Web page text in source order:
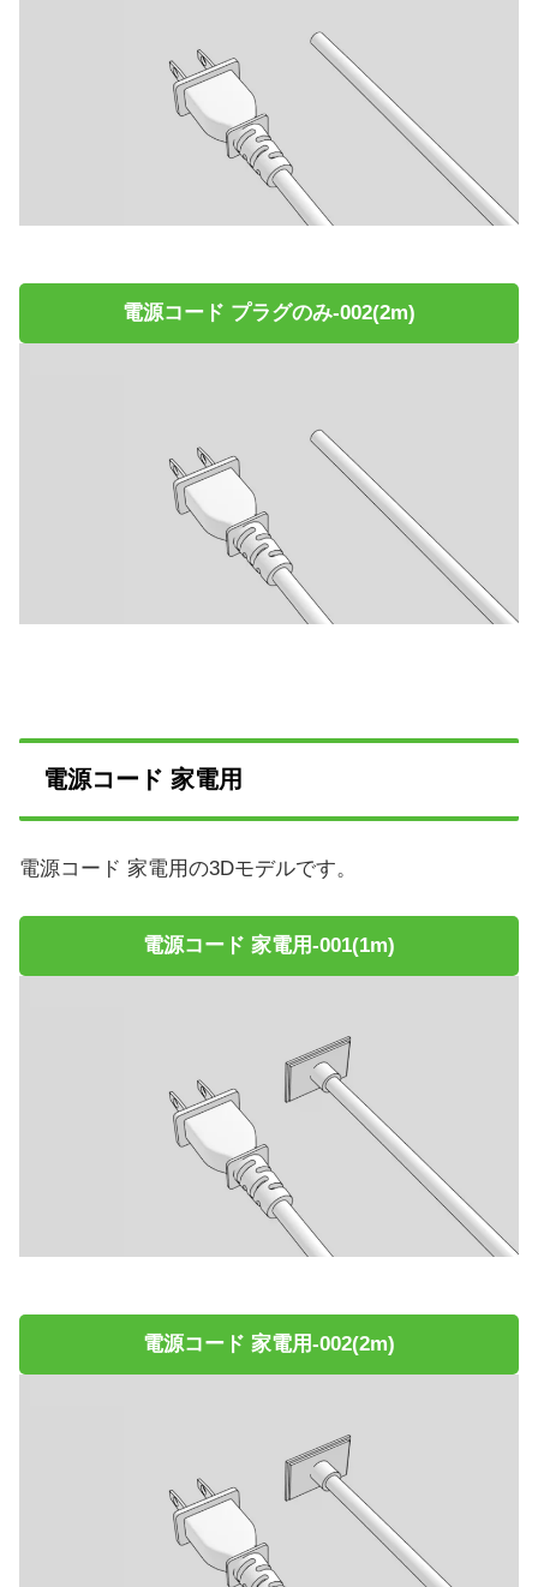
電源コード プラグのみ-002(2m)
電源コード 家電用
電源コード 家電用の3Dモデルです。
電源コード 家電用-001(1m)
電源コード 家電用-002(2m)